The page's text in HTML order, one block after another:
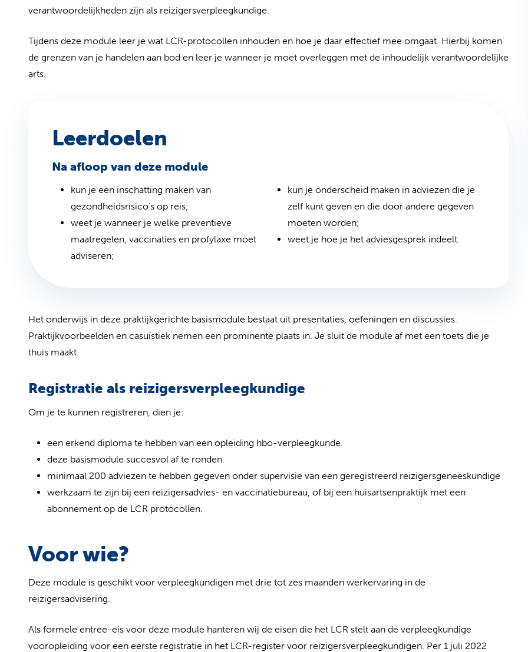
verantwoordelijkheden zijn als reizigersverpleegkundige.
Tijdens deze module leer je wat LCR-protocollen inhouden en hoe je daar effectief mee omgaat. Hierbij komen
de grenzen van je handelen aan bod en leer je wanneer je moet overleggen met de inhoudelijk verantwoordelijke
arts.
Leerdoelen
Na afloop van deze module
kun je een inschatting maken van
gezondheidsrisico’s op reis;
weet je wanneer je welke preventieve
maatregelen, vaccinaties en profylaxe moet
adviseren;
kun je onderscheid maken in adviezen die je
zelf kunt geven en die door andere gegeven
moeten worden;
weet je hoe je het adviesgesprek indeelt.
Het onderwijs in deze praktijkgerichte basismodule bestaat uit presentaties, oefeningen en discussies.
Praktijkvoorbeelden en casuïstiek nemen een prominente plaats in. Je sluit de module af met een toets die je
thuis maakt.
Registratie als reizigersverpleegkundige
Om je te kunnen registreren, dien je:
een erkend diploma te hebben van een opleiding hbo-verpleegkunde.
deze basismodule succesvol af te ronden.
minimaal 200 adviezen te hebben gegeven onder supervisie van een geregistreerd reizigersgeneeskundige
werkzaam te zijn bij een reizigersadvies- en vaccinatiebureau, of bij een huisartsenpraktijk met een
abonnement op de LCR protocollen.
Voor wie?
Deze module is geschikt voor verpleegkundigen met drie tot zes maanden werkervaring in de
reizigersadvisering.
Als formele entree-eis voor deze module hanteren wij de eisen die het LCR stelt aan de verpleegkundige
vooropleiding voor een eerste registratie in het LCR-register voor reizigersverpleegkundigen. Per 1 juli 2022